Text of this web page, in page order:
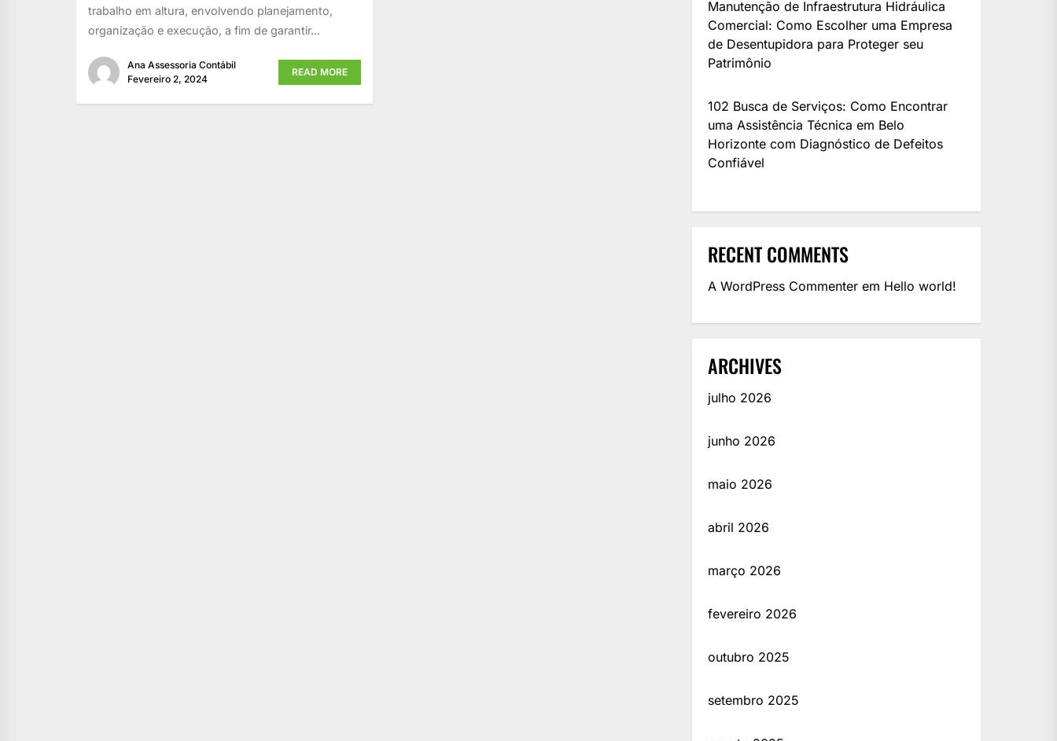
trabalho em altura, envolvendo planejamento,
organização e execução, a fim de garantir...
Ana Assessoria Contábil
Fevereiro 2, 2024
READ MORE
Manutenção de Infraestrutura Hidráulica
Comercial: Como Escolher uma Empresa
de Desentupidora para Proteger seu
Patrimônio
102 Busca de Serviços: Como Encontrar
uma Assistência Técnica em Belo
Horizonte com Diagnóstico de Defeitos
Confiável
RECENT COMMENTS
A WordPress Commenter em Hello world!
ARCHIVES
julho 2026
junho 2026
maio 2026
abril 2026
março 2026
fevereiro 2026
outubro 2025
setembro 2025